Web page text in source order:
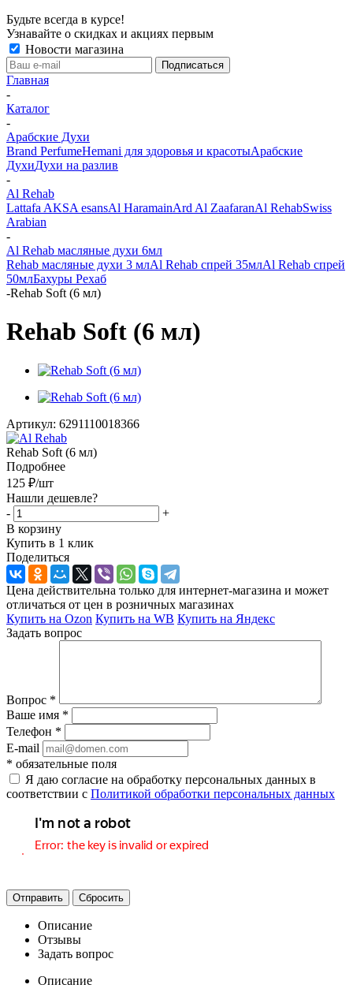
Будьте всегда в курсе!
Узнавайте о скидках и акциях первым
Новости магазина
Главная
-
Каталог
-
Арабские Духи
Brand PerfumeHemani для здоровья и красотыАрабские
ДухиДухи на разлив
-
Al Rehab
Lattafa AKSA esansAl HaramainArd Al ZaafaranAl RehabSwiss
Arabian
-
Al Rehab масляные духи 6мл
Rehab масляные духи 3 млAl Rehab спрей 35млAl Rehab спрей
50млБахуры Рехаб
-Rehab Soft (6 мл)
Rehab Soft (6 мл)
Артикул: 6291110018366
Rehab Soft (6 мл)
Подробнее
125 ₽/шт
Нашли дешевле?
-
+
В корзину
Купить в 1 клик
Поделиться
Цена действительна только для интернет-магазина и может
отличаться от цен в розничных магазинах
Купить на Ozon Купить на WB Купить на Яндекс
Задать вопрос
Вопрос *
Ваше имя *
Телефон *
E-mail
* обязательные поля
Я даю согласие на обработку персональных данных в
соответствии с Политикой обработки персональных данных
Отправить Сбросить
Описание
Отзывы
Задать вопрос
Описание